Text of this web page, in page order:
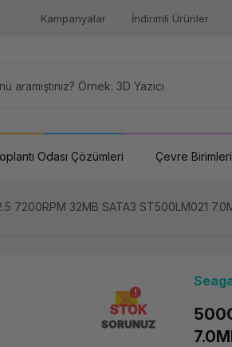
Kampanyalar İndirimli Ürünler
Odası Çözümleri Çevre Birimleri
7200RPM 32MB SATA3 ST500LM021
STOK
SORUNUZ